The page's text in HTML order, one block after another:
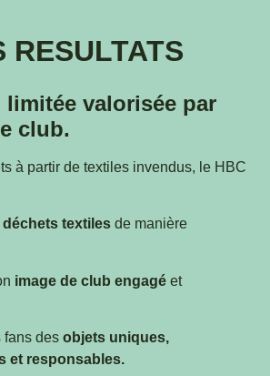
RESULTATS
limitée valorisée par
club.
à partir de textiles invendus, le HBC
textiles de manière
image de club engagé et
fans des objets uniques,
et responsables.